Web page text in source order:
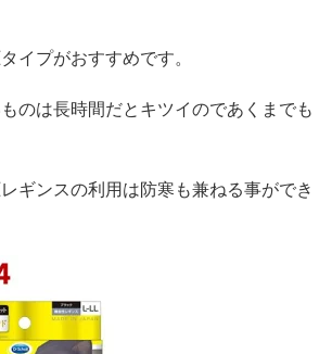
イプがおすすめです。
のは長時間だとキツイのであくまでも
ギンスの利用は防寒も兼ねる事ができ